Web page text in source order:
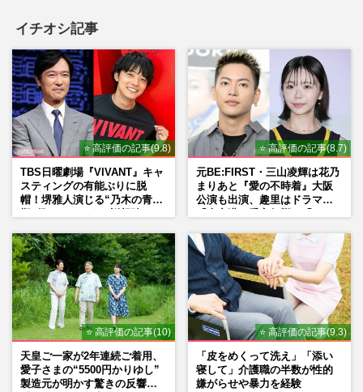
イチオシ記事
⭐ 高評価の記事(9.8)
TBS日曜劇場『VIVANT』キャ
スティングの有能ぶりに脱
帽！堺雅人演じる“乃木の青年
マン長男・櫻井海音だった
⭐ 高評価の記事(8.7)
元BE:FIRST・三山凌輝は花乃
まりあと『愛の不時着』大阪
公演も出演、趣里はドラマ
⭐ 高評価の記事(10)
天皇ご一家が2年連続ご着用、
愛子さまの“5500円かりゆし”
製造元が明かす驚きの反響
⭐ 高評価の記事(9.3)
「皮をめくって洗え」「添い
寝して」介護職の半数が性的
嫌がらせや暴力を経験